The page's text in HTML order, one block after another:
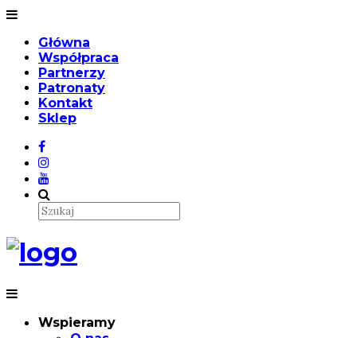
Główna
Współpraca
Partnerzy
Patronaty
Kontakt
Sklep
Wspieramy